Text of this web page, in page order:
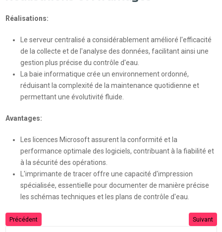
Réalisations:
Le serveur centralisé a considérablement amélioré l'efficacité
de la collecte et de l'analyse des données, facilitant ainsi une
gestion plus précise du contrôle d'eau.
La baie informatique crée un environnement ordonné,
réduisant la complexité de la maintenance quotidienne et
permettant une évolutivité fluide.
Avantages:
Les licences Microsoft assurent la conformité et la
performance optimale des logiciels, contribuant à la fiabilité et
à la sécurité des opérations.
L'imprimante de tracer offre une capacité d'impression
spécialisée, essentielle pour documenter de manière précise
les schémas techniques et les plans de contrôle d'eau.
Précédent Suivant